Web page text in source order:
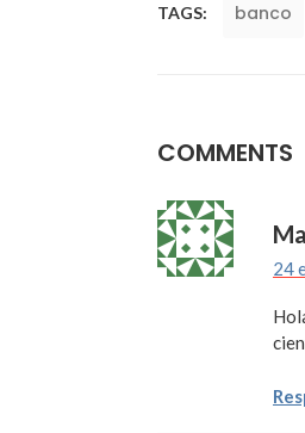
TAGS: banco
COMMENTS
24